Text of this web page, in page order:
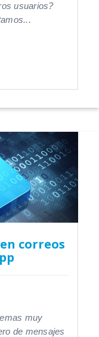
usuarios?
correos
muy
de mensajes